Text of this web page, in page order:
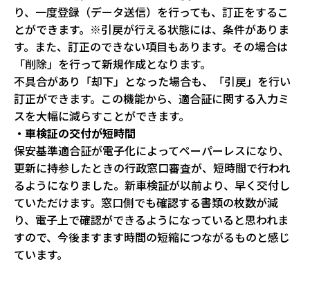
り、一度登録（データ送信）を行っても、訂正をするこ
とができます。※引戻が行える状態には、条件がありま
す。また、訂正のできない項目もあります。その場合は
「削除」を行って新規作成となります。
不具合があり「却下」となった場合も、「引戻」を行い
訂正ができます。この機能から、適合証に関する入力ミ
スを大幅に減らすことができます。
・車検証の交付が短時間
保安基準適合証が電子化によってペーパーレスになり、
更新に持参したときの行政窓口審査が、短時間で行われ
るようになりました。新車検証が以前より、早く交付し
ていただけます。窓口側でも確認する書類の枚数が減
り、電子上で確認ができるようになっていると思われま
すので、今後ますます時間の短縮につながるものと感じ
ています。